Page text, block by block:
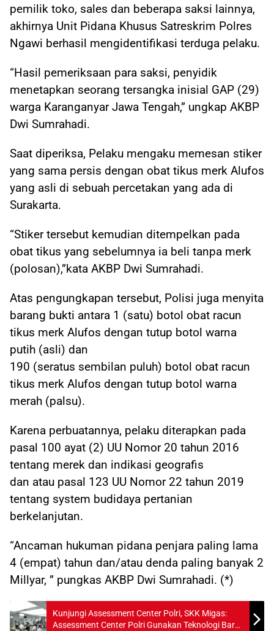
pemilik toko, sales dan beberapa saksi lainnya,
akhirnya Unit Pidana Khusus Satreskrim Polres
Ngawi berhasil mengidentifikasi terduga pelaku.
“Hasil pemeriksaan para saksi, penyidik
menetapkan seorang tersangka inisial GAP (29)
warga Karanganyar Jawa Tengah,” ungkap AKBP
Dwi Sumrahadi.
Saat diperiksa, Pelaku mengaku memesan stiker
yang sama persis dengan obat tikus merk Alufos
yang asli di sebuah percetakan yang ada di
Surakarta.
“Stiker tersebut kemudian ditempelkan pada
obat tikus yang sebelumnya ia beli tanpa merk
(polosan),”kata AKBP Dwi Sumrahadi.
Atas pengungkapan tersebut, Polisi juga menyita
barang bukti antara 1 (satu) botol obat racun
tikus merk Alufos dengan tutup botol warna
putih (asli) dan
190 (seratus sembilan puluh) botol obat racun
tikus merk Alufos dengan tutup botol warna
merah (palsu).
Karena perbuatannya, pelaku diterapkan pada
pasal 100 ayat (2) UU Nomor 20 tahun 2016
tentang merek dan indikasi geografis
dan atau pasal 123 UU Nomor 22 tahun 2019
tentang system budidaya pertanian
berkelanjutan.
“Ancaman hukuman pidana penjara paling lama
4 (empat) tahun dan/atau denda paling banyak 2
Millyar, ” pungkas AKBP Dwi Sumrahadi. (*)
Kunjungi Assessment Center Polri, SKK Migas:
Assessment Center Polri Gunakan Teknologi Baru